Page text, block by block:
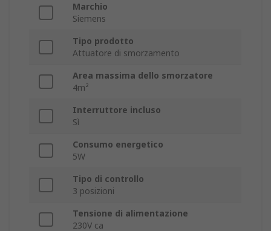
Marchio
Siemens
Tipo prodotto
Attuatore di smorzamento
Area massima dello smorzatore
4m²
Interruttore incluso
Sì
Consumo energetico
5W
Tipo di controllo
3 posizioni
Tensione di alimentazione
230V ca